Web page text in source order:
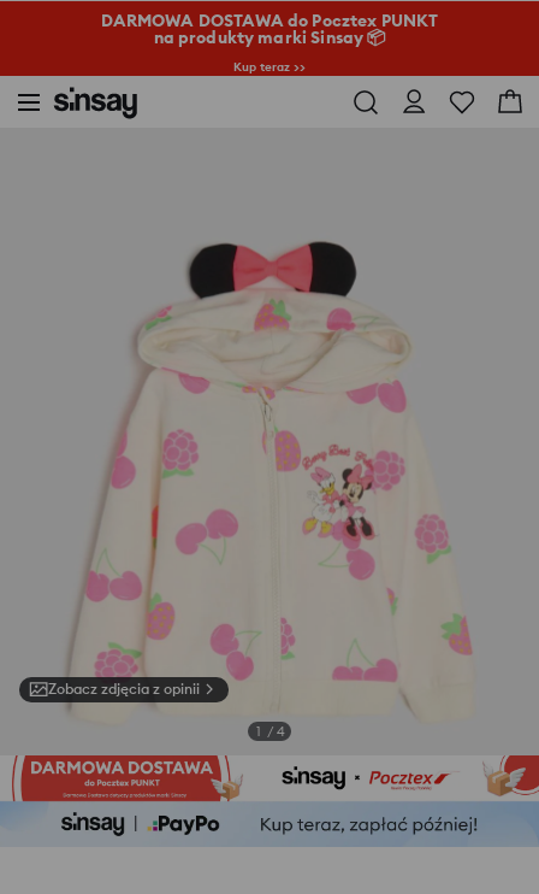
DARMOWA DOSTAWA do Pocztex PUNKT
na produkty marki Sinsay 📦
Kup teraz >>
Zobacz zdjęcia z opinii
1 / 4